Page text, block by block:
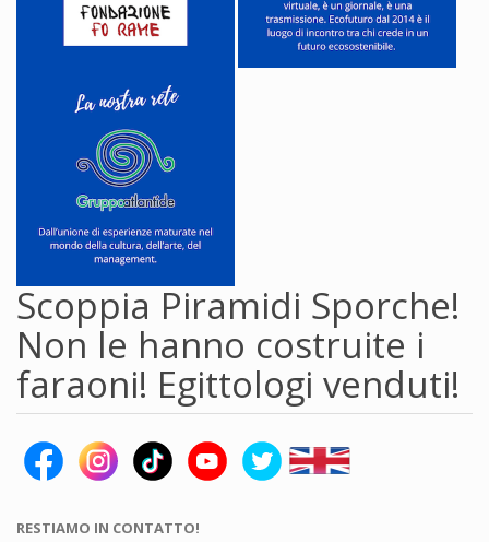
Scoppia Piramidi Sporche!
Non le hanno costruite i
faraoni! Egittologi venduti!
RESTIAMO IN CONTATTO!